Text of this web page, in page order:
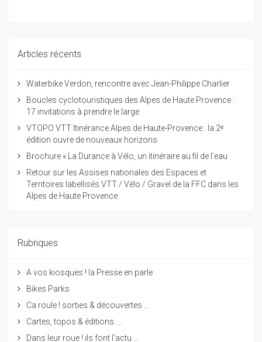
Articles récents
Waterbike Verdon, rencontre avec Jean-Philippe Charlier
Boucles cyclotouristiques des Alpes de Haute Provence :
17 invitations à prendre le large
VTOPO VTT Itinérance Alpes de Haute-Provence : la 2ᵉ
édition ouvre de nouveaux horizons
Brochure « La Durance à Vélo, un itinéraire au fil de l’eau
Retour sur les Assises nationales des Espaces et
Territoires labellisés VTT / Vélo / Gravel de la FFC dans les
Alpes de Haute Provence
Rubriques
A vos kiosques ! la Presse en parle
Bikes Parks
Ca roule ! sorties & découvertes ...
Cartes, topos & éditions ...
Dans leur roue ! ils font l'actu ...